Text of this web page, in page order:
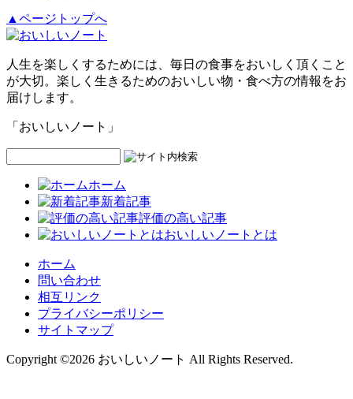
▲ページトップへ
人生を楽しくするためには、毎日の食事をおいしく頂くこと
が大切。楽しく生きるためのおいしい物・食べ方の情報をお
届けします。
「おいしいノート」
ホーム
新着記事
評価の高い記事
おいしいノートとは
ホーム
問い合わせ
相互リンク
プライバシーポリシー
サイトマップ
Copyright ©2026 おいしいノート All Rights Reserved.